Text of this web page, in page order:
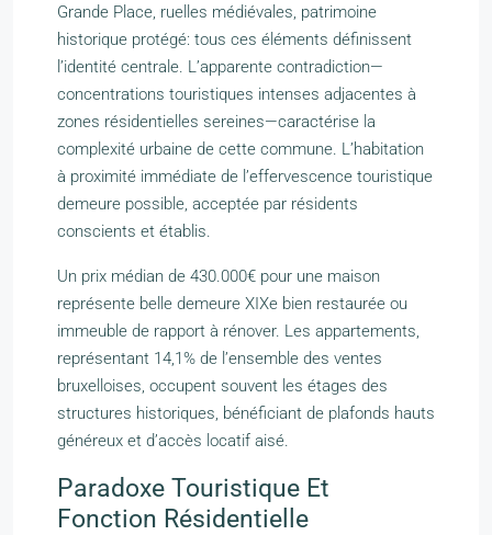
Grande Place, ruelles médiévales, patrimoine
historique protégé: tous ces éléments définissent
l’identité centrale. L’apparente contradiction—
concentrations touristiques intenses adjacentes à
zones résidentielles sereines—caractérise la
complexité urbaine de cette commune. L’habitation
à proximité immédiate de l’effervescence touristique
demeure possible, acceptée par résidents
conscients et établis.
Un prix médian de 430.000€ pour une maison
représente belle demeure XIXe bien restaurée ou
immeuble de rapport à rénover. Les appartements,
représentant 14,1% de l’ensemble des ventes
bruxelloises, occupent souvent les étages des
structures historiques, bénéficiant de plafonds hauts
généreux et d’accès locatif aisé.
Paradoxe Touristique Et
Fonction Résidentielle